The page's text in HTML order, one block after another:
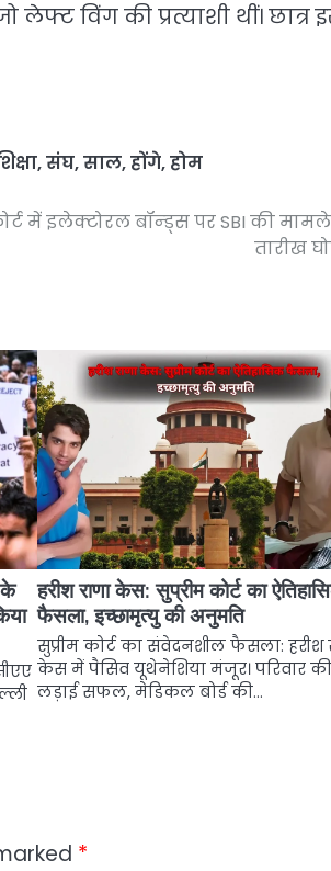
विंग की प्रत्याशी थीं। छात्र
,संघ,साल,होंगे,होम
में इलेक्टोरल बॉन्ड्स पर SBI की
तारीख
के
हरीश राणा केस: सुप्रीम कोर्ट का
फैसला, इच्छामृत्यु की अनुमति
सुप्रीम कोर्ट का संवेदनशील फैसला: हरीश
केस में पैसिव यूथेनेशिया मंजूर। परिवार
लड़ाई सफल, मेडिकल बोर्ड की…
*